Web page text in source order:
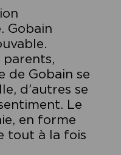
Gobain
de Gobain se
d’autres se
Le
en forme
tout à la fois